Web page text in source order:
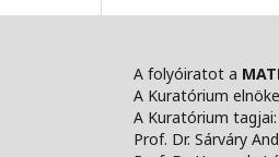
A folyóiratot a
A Kuratórium
A Kuratórium tagjai:
Prof. Dr. Sárváry